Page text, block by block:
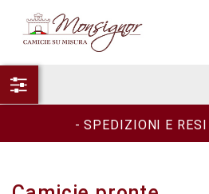
- SPEDIZIONI E